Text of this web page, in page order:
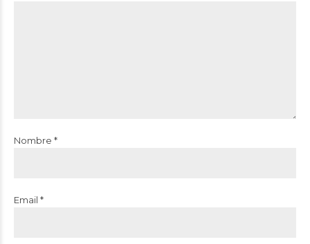
Nombre *
Email *